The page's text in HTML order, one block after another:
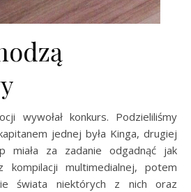
wywołał konkurs. Podzieliliśmy
jednej była Kinga, drugiej
miała za zadanie odgadnąć jak
kompilacji multimedialnej, potem
świata niektórych z nich oraz